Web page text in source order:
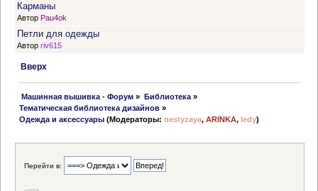
Карманы
Автор Pau4ok
Петли для одежды
Автор riv615
Вверх
Машинная вышивка - Форум » Библиотека»
Тематическая библиотека дизайнов »
Одежда и аксессуары (Модераторы:nestyzaya,ARINKA, ledy)
Перейти в: